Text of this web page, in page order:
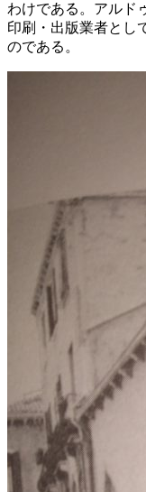
わけである。アルド
印刷・出版業者とし
のである。